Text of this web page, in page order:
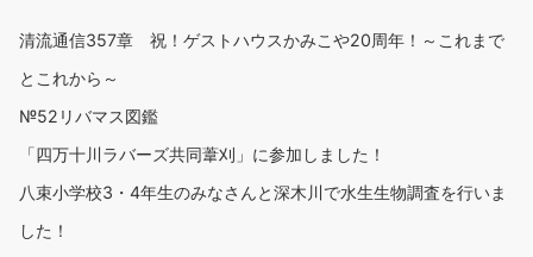
清流通信357章 祝！ゲストハウスかみこや20周年！～これまで
とこれから～
№52リバマス図鑑
「四万十川ラバーズ共同葦刈」に参加しました！
八束小学校3・4年生のみなさんと深木川で水生生物調査を行いま
した！